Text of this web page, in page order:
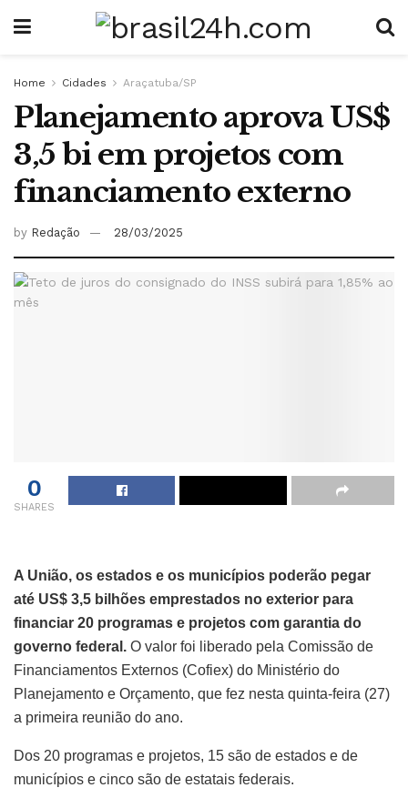
Home Cidades Araçatuba/SP
Planejamento aprova US$
3,5 bi em projetos com
financiamento externo
by Redação 28/03/2025
0
SHARES
A União, os estados e os municípios poderão pegar
até US$ 3,5 bilhões emprestados no exterior para
financiar 20 programas e projetos com garantia do
governo federal. O valor foi liberado pela Comissão de
Financiamentos Externos (Cofiex) do Ministério do
Planejamento e Orçamento, que fez nesta quinta-feira (27)
a primeira reunião do ano.
Dos 20 programas e projetos, 15 são de estados e de
municípios e cinco são de estatais federais.